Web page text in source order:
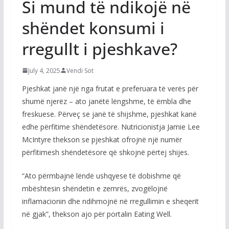
Si mund të ndikojë në
shëndet konsumi i
rregullt i pjeshkave?
July 4, 2025 Vendi Sot
Pjeshkat janë një nga frutat e preferuara të verës për
shumë njerëz – ato janëtë lëngshme, të ëmbla dhe
freskuese. Përveç se janë të shijshme, pjeshkat kanë
edhe përfitime shëndetësore. Nutricionistja Jamie Lee
McIntyre thekson se pjeshkat ofrojnë një numër
përfitimesh shëndetësore që shkojnë përtej shijes.
“Ato përmbajnë lëndë ushqyese të dobishme që
mbështesin shëndetin e zemrës, zvogëlojnë
inflamacionin dhe ndihmojnë në rregullimin e sheqerit
në gjak”, thekson ajo për portalin Eating Well.